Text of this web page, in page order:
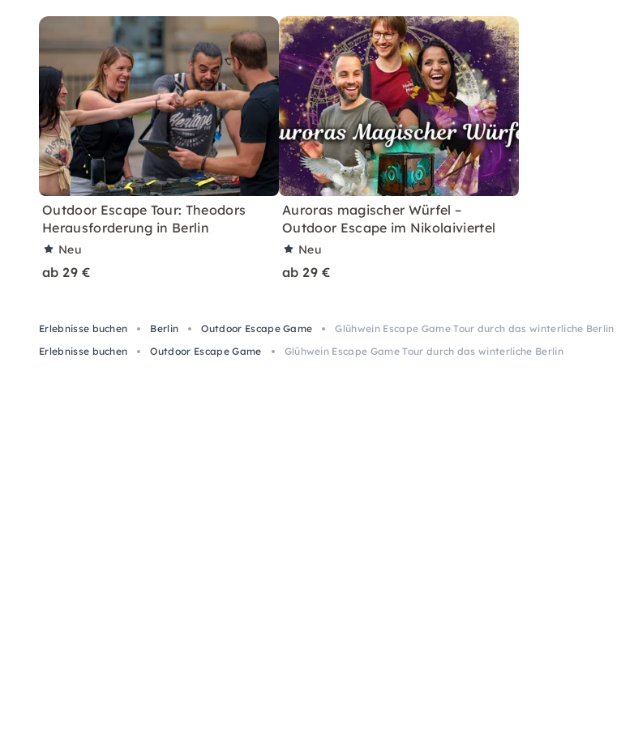
Outdoor Escape Tour: Theodors
Herausforderung in Berlin
Neu
ab 29 €
Auroras magischer Würfel –
Outdoor Escape im Nikolaiviertel
Neu
ab 29 €
Erlebnisse buchen Berlin Outdoor Escape Game
Glühwein Escape Game Tour durch das winterliche Berlin
Erlebnisse buchen
Outdoor Escape Game Glühwein Escape Game Tour durch das winterliche Berlin